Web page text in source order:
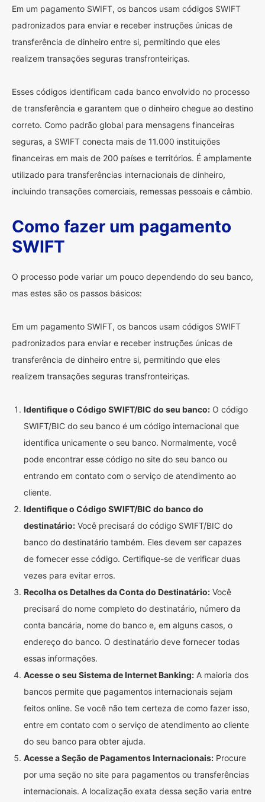
Em um pagamento SWIFT, os bancos usam códigos SWIFT
padronizados para enviar e receber instruções únicas de
transferência de dinheiro entre si, permitindo que eles
realizem transações seguras transfronteiriças.
Esses códigos identificam cada banco envolvido no processo
de transferência e garantem que o dinheiro chegue ao destino
correto. Como padrão global para mensagens financeiras
seguras, a SWIFT conecta mais de 11.000 instituições
financeiras em mais de 200 países e territórios. É amplamente
utilizado para transferências internacionais de dinheiro,
incluindo transações comerciais, remessas pessoais e câmbio.
Como fazer um pagamento
SWIFT
O processo pode variar um pouco dependendo do seu banco,
mas estes são os passos básicos:
Em um pagamento SWIFT, os bancos usam códigos SWIFT
padronizados para enviar e receber instruções únicas de
transferência de dinheiro entre si, permitindo que eles
realizem transações seguras transfronteiriças.
Identifique o Código SWIFT/BIC do seu banco: O código
SWIFT/BIC do seu banco é um código internacional que
identifica unicamente o seu banco. Normalmente, você
pode encontrar esse código no site do seu banco ou
entrando em contato com o serviço de atendimento ao
cliente.
Identifique o Código SWIFT/BIC do banco do
destinatário: Você precisará do código SWIFT/BIC do
banco do destinatário também. Eles devem ser capazes
de fornecer esse código. Certifique-se de verificar duas
vezes para evitar erros.
Recolha os Detalhes da Conta do Destinatário: Você
precisará do nome completo do destinatário, número da
conta bancária, nome do banco e, em alguns casos, o
endereço do banco. O destinatário deve fornecer todas
essas informações.
Acesse o seu Sistema de Internet Banking: A maioria dos
bancos permite que pagamentos internacionais sejam
feitos online. Se você não tem certeza de como fazer isso,
entre em contato com o serviço de atendimento ao cliente
do seu banco para obter ajuda.
Acesse a Seção de Pagamentos Internacionais: Procure
por uma seção no site para pagamentos ou transferências
internacionais. A localização exata dessa seção varia entre